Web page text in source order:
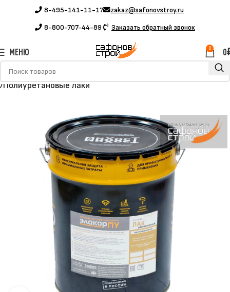
8-495-141-11-17
8-800-707-44-89
zakaz@safonovstroy.ru
Заказать обратный звонок
МЕНЮ 0 0
Главная Каталог
Полимерные лаки
Полиуретановые лаки